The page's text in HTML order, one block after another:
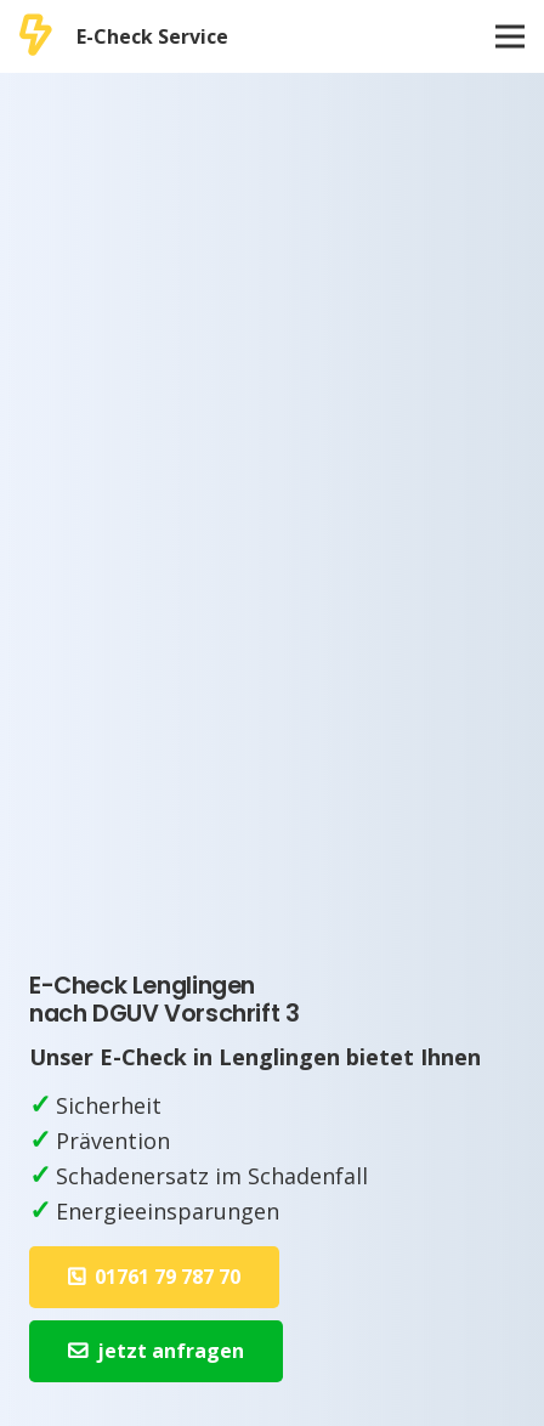
E-Check Service
E-Check Lenglingen
nach DGUV Vorschrift 3
Unser E-Check in Lenglingen bietet Ihnen
✓ Sicherheit
✓ Prävention
✓ Schadenersatz im Schadenfall
✓ Energieeinsparungen
01761 79 787 70
jetzt anfragen